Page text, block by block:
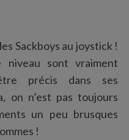
Sackboys au joystick !
niveau sont vraiment
précis dans ses
on n’est pas toujours
un peu brusques
!